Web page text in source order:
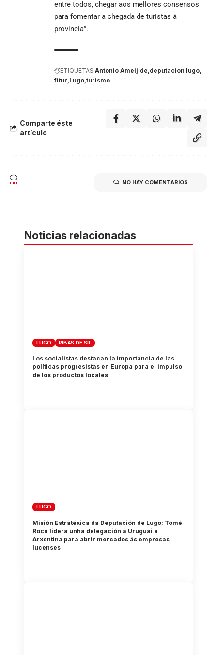
entre todos, chegar aos mellores consensos
para fomentar a chegada de turistas á
provincia”.
ETIQUETAS Antonio Ameijide deputacion lugo
fitur Lugo turismo
Comparte éste
artículo
NO HAY COMENTARIOS
Noticias relacionadas
LUGO RIBAS DE SIL
Los socialistas destacan la importancia de las
políticas progresistas en Europa para el impulso
de los productos locales
LUGO
Misión Estratéxica da Deputación de Lugo: Tomé
Roca lidera unha delegación a Uruguai e
Arxentina para abrir mercados ás empresas
lucenses